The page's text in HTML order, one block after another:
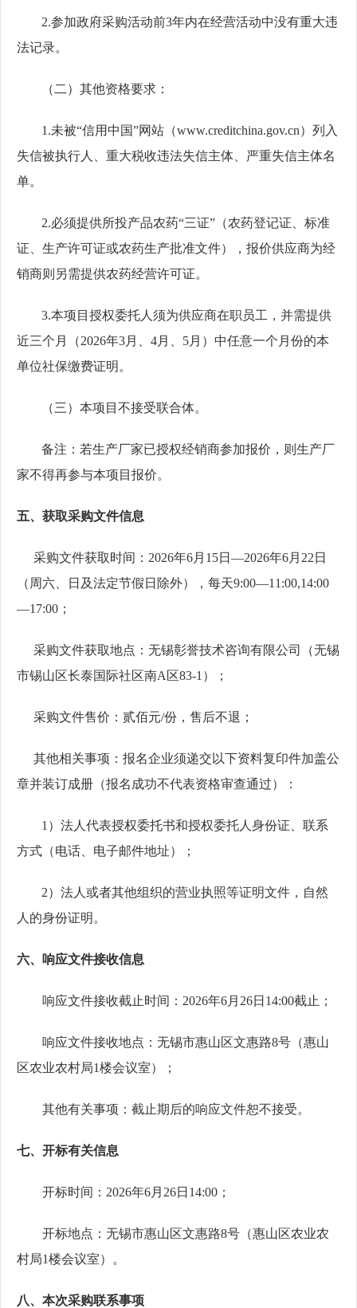
2.参加政府采购活动前3年内在经营活动中没有重大违
法记录。
（二）其他资格要求：
1 .未被“信用中国”网站（www.creditchina.gov.cn）列入
失信被执行人、重大税收违法失信主体、严重失信主体名
单。
2.必须提供所投产品农药“三证”（农药登记证、标准
证、生产许可证或农药生产批准文件），报价供应商为经
销商则另需提供农药经营许可证。
3.本项目授权委托人须为供应商在职员工，并需提供
近三个月（2026年3月、4月、5月）中任意一个月份的本
单位社保缴费证明。
（三）本项目不接受联合体。
备注：若生产厂家已授权经销商参加报价，则生产厂
家不得再参与本项目报价。
五、 获取采购文件信息
采购文件获取时间： 2026年6月 1 5日—2026年6月 22 日
（ 周六、日 及法定节假日 除外），每天9:00—11:00,14:00
—1 7:00；
采购文件获取地点：无锡彰誉技术咨询有限公司 （无锡
市锡山区长泰国际社区南A区83-1 ） ；
采购文件售价：贰佰元/份，售后不退 ；
其他相关事项：报名企业须递交以下资料复印件加盖公
章并装订成册 （报名成功不代表资格审查通过） ：
1 ）法人代表授权委托书和授权委托人身份证、联系
方式（电话、电子邮件地址）；
2）法人或者其他组织的营业执照等证明文件，自然
人的身份证明 。
六、 响应文件接收信息
响应文件接收截止时间 ： 2026年6月 26日 14:00截止 ；
响应文件接收地点：无锡市惠山区文惠路8号（惠山
区农业农村局1楼会议室）
；
其他有关事项： 截止期后的响应文件恕不接受。
七、开标有关信息
开标时间： 2026年6月 26日 14:00；
开标地点：无锡市惠山区文惠路8号（惠山区农业农
村局1楼会议室）
。
八、本次采购联系事项